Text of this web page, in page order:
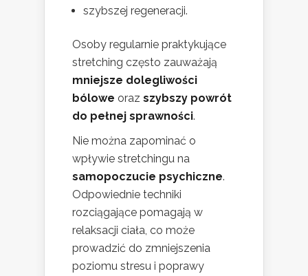
szybszej regeneracji.
Osoby regularnie praktykujące
stretching często zauważają
mniejsze dolegliwości
bólowe oraz szybszy powrót
do pełnej sprawności.
Nie można zapominać o
wpływie stretchingu na
samopoczucie psychiczne.
Odpowiednie techniki
rozciągające pomagają w
relaksacji ciała, co może
prowadzić do zmniejszenia
poziomu stresu i poprawy